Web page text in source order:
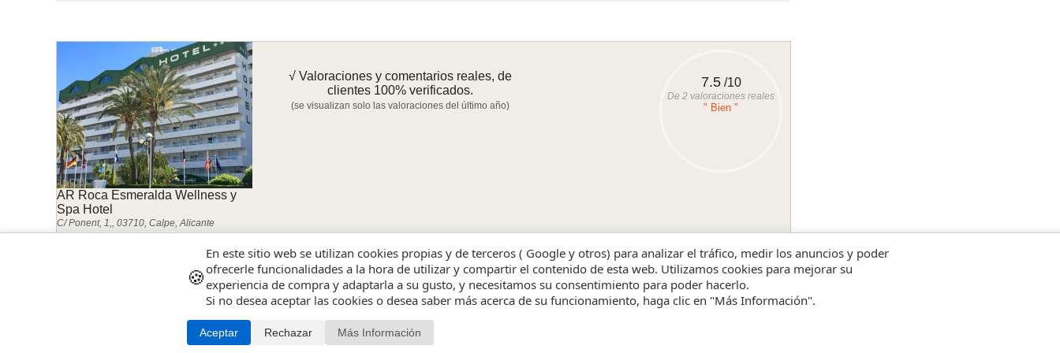
AR Roca Esmeralda Wellness y
Spa Hotel
C/ Ponent, 1,, 03710, Calpe, Alicante
√ Valoraciones y comentarios reales, de
clientes 100% verificados.
(se visualizan solo las valoraciones del último año)
7.5/10
De 2 valoraciones reales
" Bien "
-Solo las valoraciones con comentario || - Los mas nuevos primero - Ver los mejores - Ver los peores
No hay valoraciones del último año. Las valoraciones existentes son de hace más de un año y no se visualizarán.
🍪
En este sitio web se utilizan cookies propias y de terceros ( Google y otros) para analizar el tráfico, medir los anuncios y poder
ofrecerle funcionalidades a la hora de utilizar y compartir el contenido de esta web. Utilizamos cookies para mejorar su
experiencia de compra y adaptarla a su gusto, y necesitamos su consentimiento para poder hacerlo.
Si no desea aceptar las cookies o desea saber más acerca de su funcionamiento, haga clic en "Más Información".
Aceptar Rechazar Más Información